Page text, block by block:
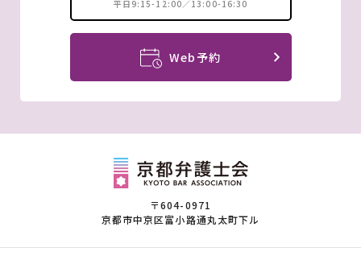
平日9:15-12:00／13:00-16:30
Web予約
〒604-0971
京都市中京区富小路通丸太町下ル